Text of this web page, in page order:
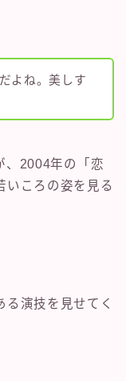
よね。美しす
、2004年の「恋
いころの姿を見る
演技を見せてく